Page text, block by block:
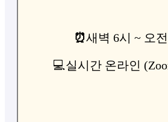
⏰새벽 6시 ~ 오
💻실시간 온라인